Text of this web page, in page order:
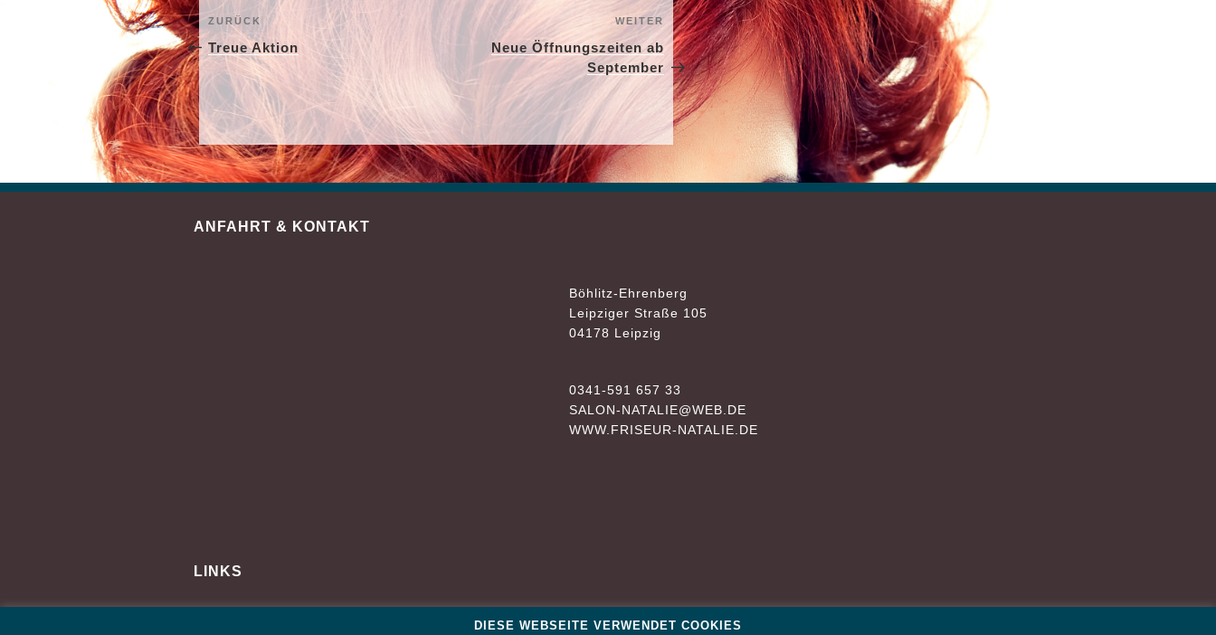
BEITRAGSNAVIGATION
Vorheriger
Beitrag
ZURÜCK
Treue Aktion
Nächster
Beitrag
WEITER
Neue Öffnungszeiten ab
September
ANFAHRT & KONTAKT
LINKS
Böhlitz-Ehrenberg
Leipziger Straße 105
04178 Leipzig
0341-591 657 33
SALON-NATALIE@WEB.DE
WWW.FRISEUR-NATALIE.DE
DIESE WEBSEITE VERWENDET COOKIES